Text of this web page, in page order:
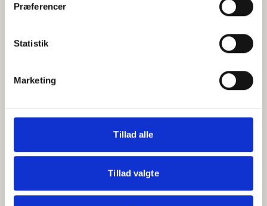
Præferencer
Statistik
Marketing
Tillad alle
Tillad valgte
Hvem er CEPOS
Medarbejdere
ABCepos
Podcast